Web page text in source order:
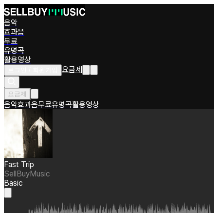
음악
효과음
무료
유명곡
활용영상
요금제
요금제
음악효과음무료유명곡활용영상
Fast Trip
SellBuyMusic
Basic